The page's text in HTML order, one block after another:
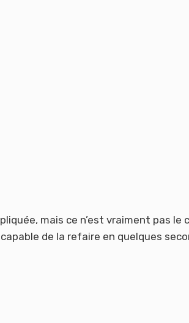
mais ce n’est vraiment pas le
de la refaire en quelques